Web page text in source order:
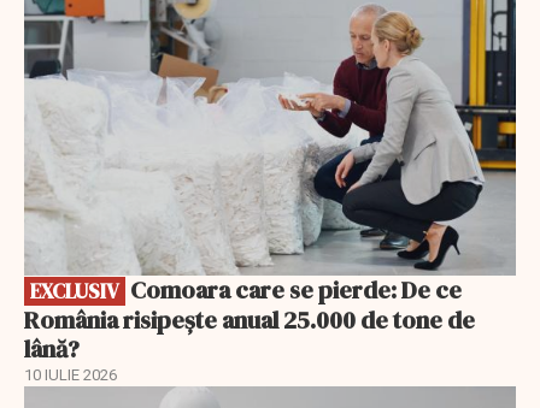
EXCLUSIV
România risipește anual 25.000 de tone de
lână?
10 IULIE 2026